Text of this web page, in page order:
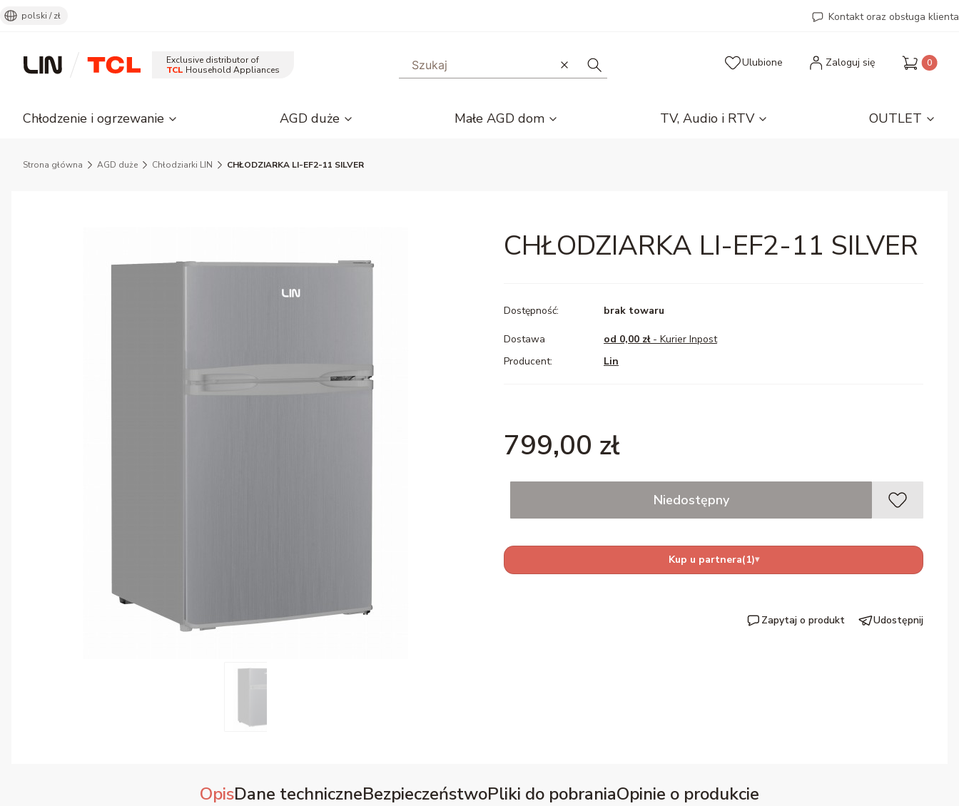
polski / zł Kontakt oraz obsługa klienta
Exclusive distributor of
TCL Household Appliances WyczyśćSzukaj
Ulubione Zaloguj się Produkty
Chłodzenie i ogrzewanie AGD duże Małe AGD dom TV, Audio i RTV OUTLET
Strona główna AGD duże Chłodziarki LIN CHŁODZIARKA LI-EF2-11 SILVER
CHŁODZIARKA LI-EF2-11 SILVER
Dostępność: brak towaru
Dostawa od 0,00 zł - Kurier Inpost
Lin
Cena
799,00 zł
Niedostępny
Kup u partnera(1)▾
Zapytaj o produkt Udostępnij
OpisDane techniczneBezpieczeństwoPliki do pobraniaOpinie o produkcie